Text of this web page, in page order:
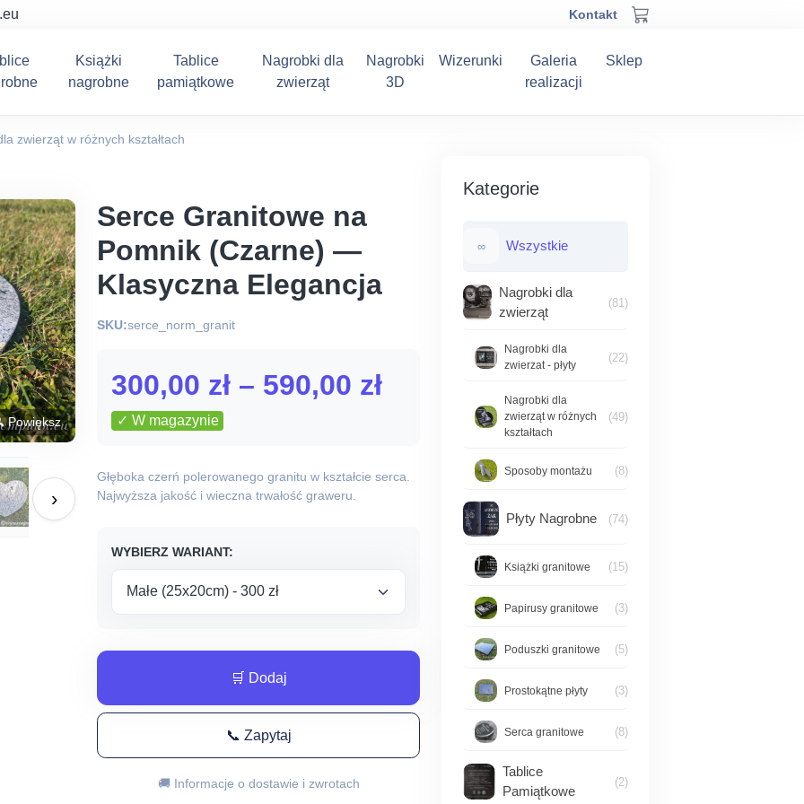
Kontakt
Książki
nagrobne
Tablice
pamiątkowe
Nagrobki dla
zwierząt
Nagrobki
3D
Wizerunki
Galeria
realizacji
Sklep
zwierząt w różnych kształtach
Powiększ
›
Serce Granitowe na
Pomnik (Czarne) —
Klasyczna Elegancja
SKU:serce_norm_granit
300,00 zł – 590,00 złZakres
od
300,00 zł
590,00 zł
✓ W magazynie
Głęboka czerń polerowanego granitu w kształcie serca.
Najwyższa jakość i wieczna trwałość graweru.
WYBIERZ WARIANT:
🛒 Dodaj
📞 Zapytaj
🚚 Informacje o dostawie i zwrotach
Kategorie
∞ Wszystkie
Nagrobki dla
zwierząt
(81)
Nagrobki dla
zwierzat - płyty
(22)
Nagrobki dla
zwierząt w różnych
kształtach
(49)
Sposoby montażu (8)
Płyty Nagrobne (74)
Książki granitowe (15)
Papirusy granitowe (3)
Poduszki granitowe (5)
Prostokątne płyty (3)
Serca granitowe (8)
Tablice
Pamiątkowe
(2)